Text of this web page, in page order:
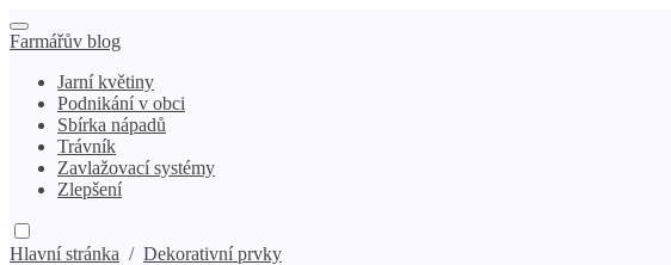
Farmářův blog
Jarní květiny
Podnikání v obci
Sbírka nápadů
Trávník
Zavlažovací systémy
Zlepšení
Hlavní stránka / Dekorativní prvky